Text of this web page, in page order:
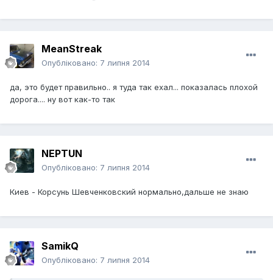
MeanStreak
Опубліковано: 7 липня 2014
да, это будет правильно.. я туда так ехал... показалась плохой
дорога.... ну вот как-то так
NEPTUN
Опубліковано: 7 липня 2014
Киев - Корсунь Шевченковский нормально,дальше не знаю
SamikQ
Опубліковано: 7 липня 2014